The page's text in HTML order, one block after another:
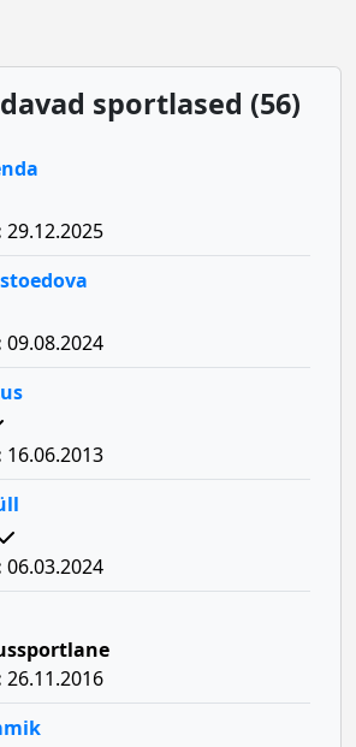
sportlased (56)
29.12.2025
09.08.2024
16.06.2013
06.03.2024
26.11.2016